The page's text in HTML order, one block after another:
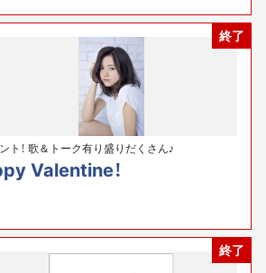
終了
ト！ 歌＆トーク有り盛りだくさん♪
Valentine！
終了